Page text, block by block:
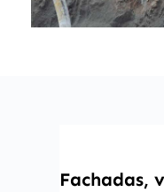
Fachadas,